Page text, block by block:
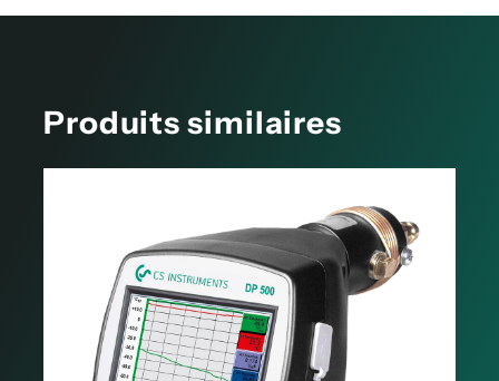
Produits similaires